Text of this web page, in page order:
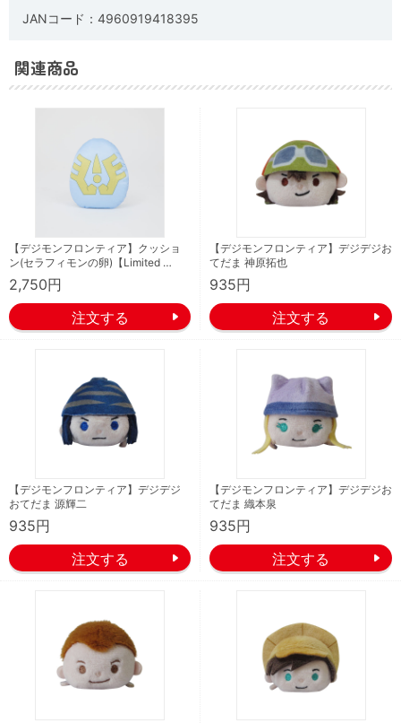
JANコード：4960919418395
関連商品
【デジモンフロンティア】クッショ
ン(セラフィモンの卵)【Limited …
2,750円
【デジモンフロンティア】デジデジお
てだま 神原拓也
935円
【デジモンフロンティア】デジデジ
おてだま 源輝二
935円
【デジモンフロンティア】デジデジお
てだま 織本泉
935円